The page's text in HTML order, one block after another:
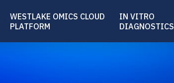
WESTLAKE OMICS CLOUD
PLATFORM
IN VITRO
DIAGNOSTICS